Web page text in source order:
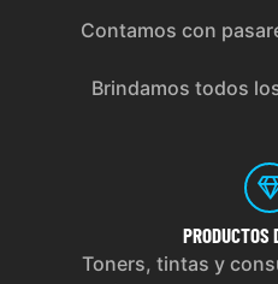
Contamos con
Brindamos todos
PRODUCTOS
Toners, tintas y